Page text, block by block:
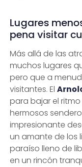
Lugares
pena visitar
Más allá de las
muchos lugares
pero que a
visitantes. El
para bajar el
hermosos
impresionante
un amante de los
paraíso lleno de
en un rincón